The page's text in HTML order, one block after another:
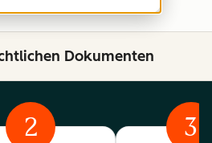
Dokumenten
2 3